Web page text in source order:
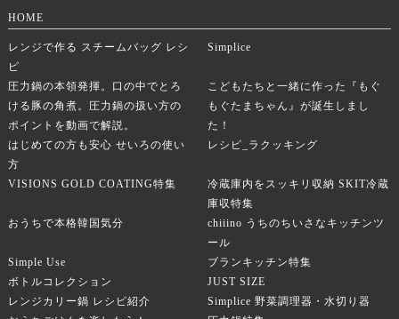
HOME
レンジで作る スチームバッグ レシ
ピ
Simplice
圧力鍋の本領発揮。口の中でとろ
ける豚の角煮。圧力鍋の扱い方の
ポイントを動画で解説。
こどもたちと一緒に作った『もぐ
もぐたまちゃん』が誕生しまし
た！
はじめての方も安心 せいろの使い
方
レシピ_ラクッキング
VISIONS GOLD COATING特集
冷蔵庫内をスッキリ収納 SKIT冷蔵
庫収特集
おうちで本格韓国気分
chiiino うちのちいさなキッチンツ
ール
Simple Use
ブランキッチン特集
ボトルコレクション
JUST SIZE
レンジカリー鍋 レシピ紹介
Simplice 野菜調理器・水切り器